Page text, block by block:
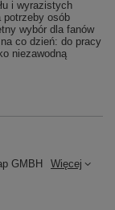
i wyrazistych
potrzeby osób
wybór dla fanów
co dzień: do pracy
niezawodną
GMBH Więcej